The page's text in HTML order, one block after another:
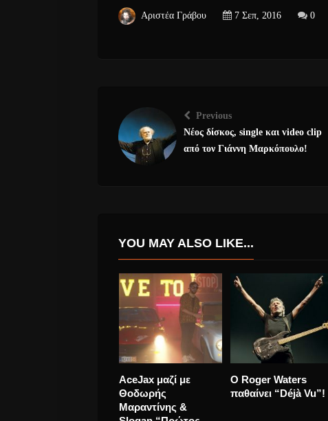
Αριστέα Γράβου 7 Σεπ, 2016 0
Previous
Νέος δίσκος, single και video clip
από τον Γιάννη Μαρκόπουλο!
YOU MAY ALSO LIKE...
Ludovico Einaudi –
πιάνο στον πάγο!!!!
Taylor Swift έρχεται
το επόμενο άλμπουμ